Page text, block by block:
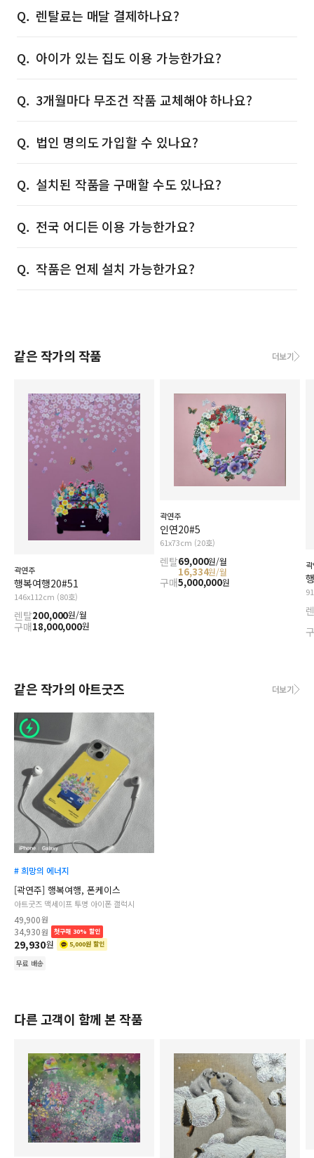
렌탈료는 매달 결제하나요?
아이가 있는 집도 이용 가능한가요?
3개월마다 무조건 작품 교체해야 하나요?
법인 명의도 가입할 수 있나요?
설치된 작품을 구매할 수도 있나요?
전국 어디든 이용 가능한가요?
작품은 언제 설치 가능한가요?
같은 작가의 작품 더보기
곽연주
행복여행20#51
146x112cm (80호)
렌탈200,000원/월
구매18,000,000원
곽연주
인연20#5
61x73cm (20호)
렌탈69,000원/월
16,334원/월
구매5,000,000원
같은 작가의 아트굿즈 더보기
# 희망의 에너지
[곽연주] 행복여행, 폰케이스
아트굿즈 맥세이프 투명 아이폰 갤럭시
49,900원
34,930원 첫구매 30% 할인
29,930원 5,000원 할인
무료 배송
다른 고객이 함께 본 작품